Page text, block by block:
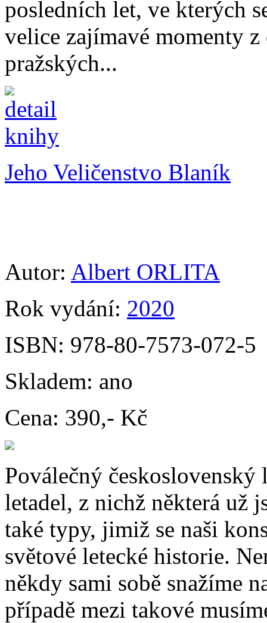
posledních let, ve kterých
velice zajímavé momenty
pražských...
Jeho Veličenstvo Blaník
Autor: Albert ORLITA
Rok vydání: 2020
ISBN: 978-80-7573-072-5
Skladem: ano
Cena: 390,- Kč
Poválečný
letadel, z nichž některá už
také typy, jimiž se naši
světové letecké historie.
někdy sami sobě snažíme
případě mezi takové